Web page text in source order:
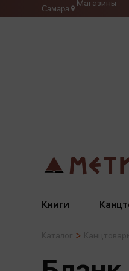
Самара
Магазины
Книги